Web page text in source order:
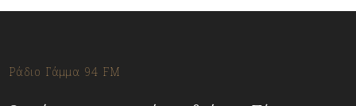
Ράδιο Γάμμα 94 FM